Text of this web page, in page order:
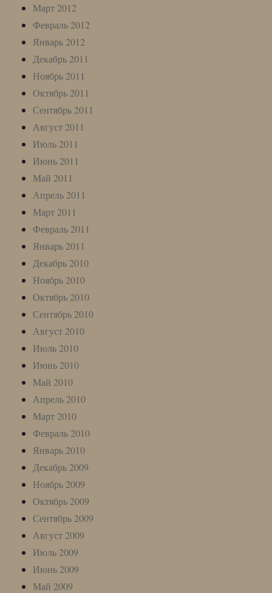
Март 2012
Февраль 2012
Январь 2012
Декабрь 2011
Ноябрь 2011
Октябрь 2011
Сентябрь 2011
Август 2011
Июль 2011
Июнь 2011
Май 2011
Апрель 2011
Март 2011
Февраль 2011
Январь 2011
Декабрь 2010
Ноябрь 2010
Октябрь 2010
Сентябрь 2010
Август 2010
Июль 2010
Июнь 2010
Май 2010
Апрель 2010
Март 2010
Февраль 2010
Январь 2010
Декабрь 2009
Ноябрь 2009
Октябрь 2009
Сентябрь 2009
Август 2009
Июль 2009
Июнь 2009
Май 2009